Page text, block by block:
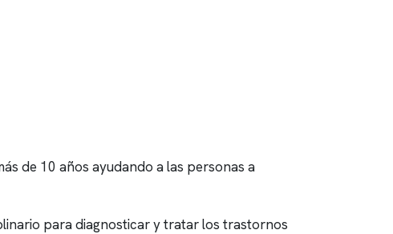
de 10 años ayudando a las personas a
para diagnosticar y tratar los trastornos